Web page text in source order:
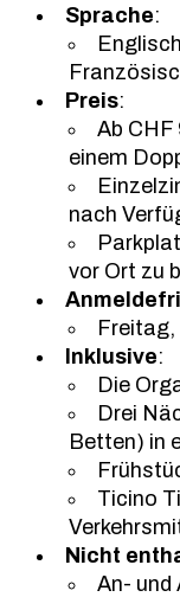
Sprache:
Preis:
Ab CHF
einem
nach
vor Ort zu
Freitag,
Inklusive:
Die
Drei
Betten) in
Ticino
Nicht
An- und